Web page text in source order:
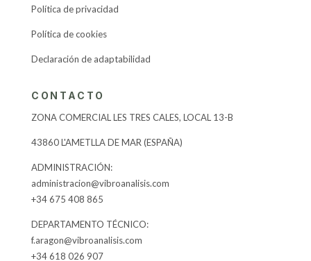
Política de privacidad
Política de cookies
Declaración de adaptabilidad
CONTACTO
ZONA COMERCIAL LES TRES CALES, LOCAL 13-B
43860 L'AMETLLA DE MAR (ESPAÑA)
​ADMINISTRACIÓN:
administracion@vibroanalisis.com
+34 675 408 865
DEPARTAMENTO TÉCNICO:
f.aragon@vibroanalisis.com
+34 618 026 907